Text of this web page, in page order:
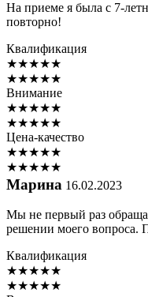
На приеме я была с 7-
повторно!
Квалификация
★★★★★
★★★★★
Внимание
★★★★★
★★★★★
Цена-качество
★★★★★
★★★★★
Марина 16.02.2023
Мы не первый раз
решении моего вопроса.
Квалификация
★★★★★
★★★★★